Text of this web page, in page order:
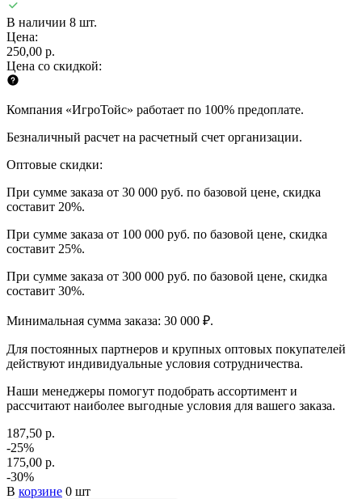
В наличии 8 шт.
Цена:
250,00 р.
Цена со скидкой:
Компания «ИгроТойс» работает по 100% предоплате.
Безналичный расчет на расчетный счет организации.
Оптовые скидки:
При сумме заказа от 30 000 руб. по базовой цене, скидка
составит 20%.
При сумме заказа от 100 000 руб. по базовой цене, скидка
составит 25%.
При сумме заказа от 300 000 руб. по базовой цене, скидка
составит 30%.
Минимальная сумма заказа: 30 000 ₽.
Для постоянных партнеров и крупных оптовых покупателей
действуют индивидуальные условия сотрудничества.
Наши менеджеры помогут подобрать ассортимент и
рассчитают наиболее выгодные условия для вашего заказа.
187,50 р.
-25%
175,00 р.
-30%
В корзине 0 шт